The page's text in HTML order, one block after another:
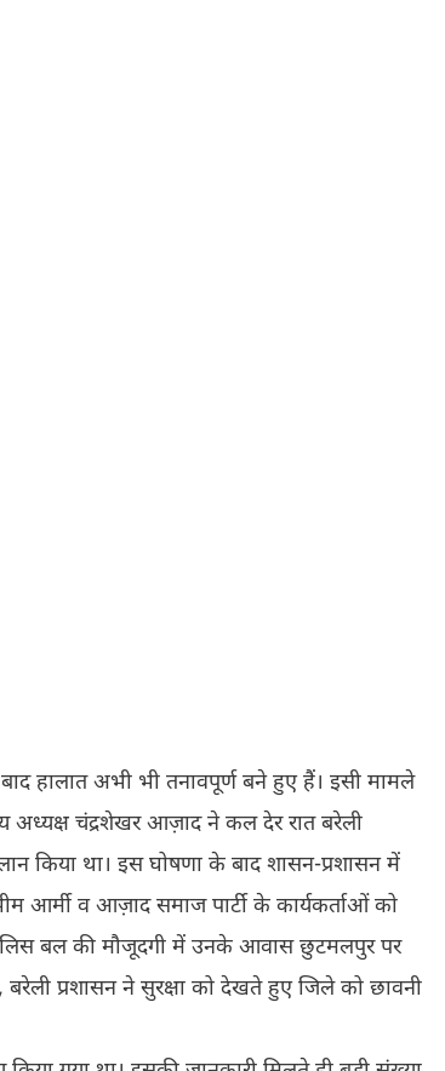
हालात अभी भी तनावपूर्ण बने हुए हैं। इसी मामले
अध्यक्ष चंद्रशेखर आज़ाद ने कल देर रात बरेली
किया था। इस घोषणा के बाद शासन-प्रशासन में
व आज़ाद समाज पार्टी के कार्यकर्ताओं को
बल की मौजूदगी में उनके आवास छुटमलपुर पर
प्रशासन ने सुरक्षा को देखते हुए जिले को छावनी